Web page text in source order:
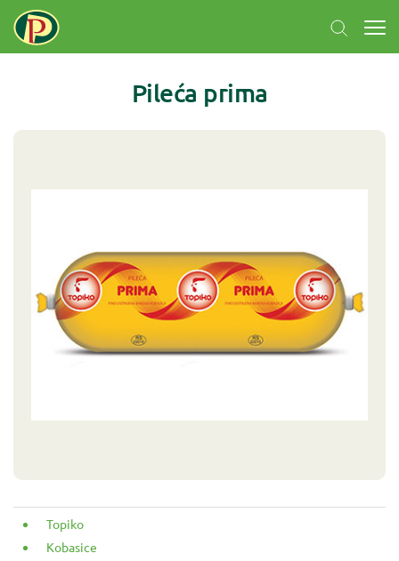
Pileća prima
Topiko
Kobasice